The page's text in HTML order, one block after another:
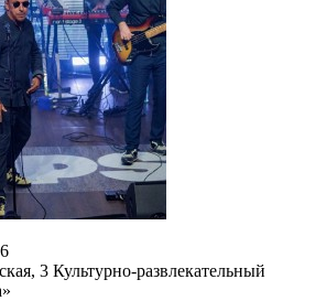
3 Культурно-развлекательный